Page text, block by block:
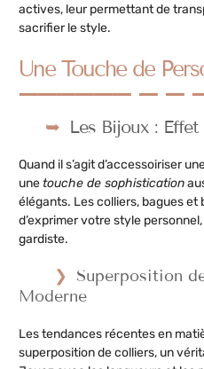
actives, leur permettant de
sacrifier le style.
Une Touche de
Les Bijoux :
Quand il s’agit d’accessoiriser
unetouche de sophistication
élégants. Les colliers, bagues
d’exprimer votre style
gardiste.
Superposition
Moderne
Les tendances récentes en
superposition de colliers, un